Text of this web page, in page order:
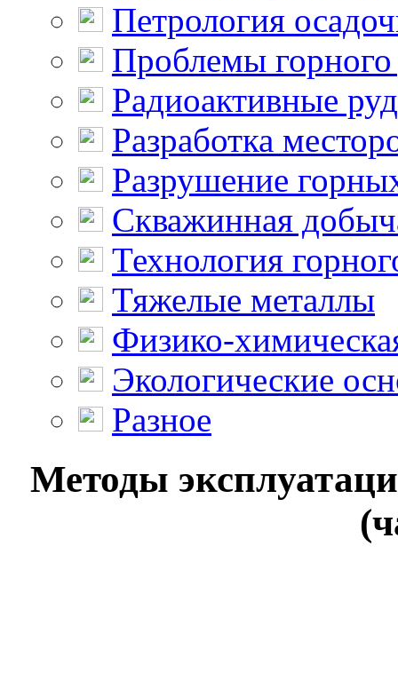
Петрология
Проблемы горного
Радиоактивные
Разработка
Разрушение
Скважинная
Технология
Тяжелые металлы
Физико-
Экологические
Разное
Методы